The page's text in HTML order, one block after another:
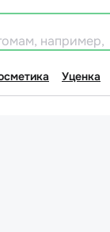
например,
Уценка